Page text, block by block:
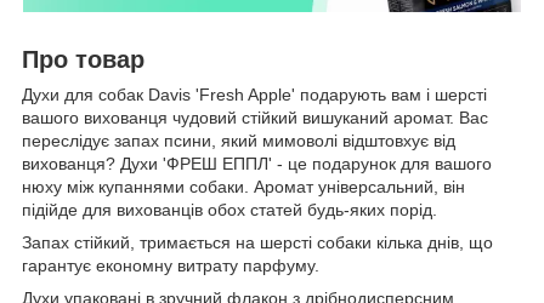
Про товар
Духи для собак Davis 'Fresh Apple' подарують вам і шерсті
вашого вихованця чудовий стійкий вишуканий аромат. Вас
переслідує запах псини, який мимоволі відштовхує від
вихованця? Духи 'ФРЕШ ЕППЛ' - це подарунок для вашого
нюху між купаннями собаки. Аромат універсальний, він
підійде для вихованців обох статей будь-яких порід.
Запах стійкий, тримається на шерсті собаки кілька днів, що
гарантує економну витрату парфуму.
Духи упаковані в зручний флакон з дрібнодисперсним